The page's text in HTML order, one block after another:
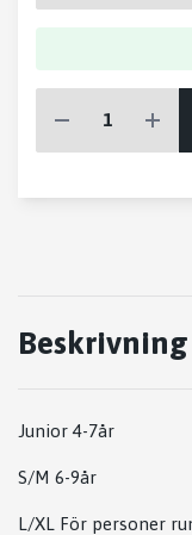
Beskrivning
Junior 4-7år
S/M 6-9år
L/XL För personer